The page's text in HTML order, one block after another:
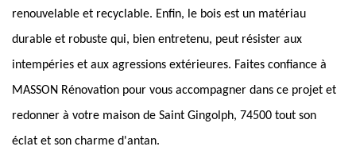
renouvelable et recyclable. Enfin, le bois est un matériau
durable et robuste qui, bien entretenu, peut résister aux
intempéries et aux agressions extérieures. Faites confiance à
MASSON Rénovation pour vous accompagner dans ce projet et
redonner à votre maison de Saint Gingolph, 74500 tout son
éclat et son charme d'antan.